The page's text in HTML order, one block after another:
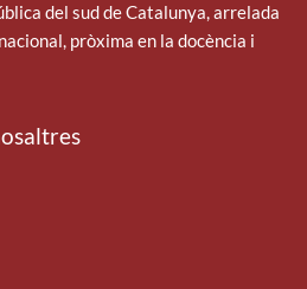
del sud de Catalunya, arrelada
pròxima en la docència i